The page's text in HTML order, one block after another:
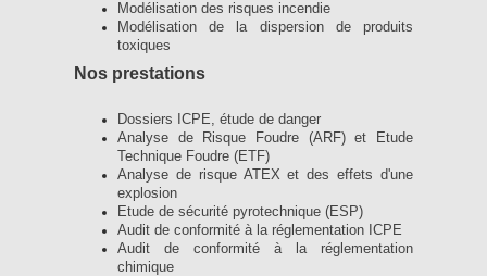
Modélisation des risques incendie
Modélisation de la dispersion de produits
toxiques
Nos prestations
Dossiers ICPE, étude de danger
Analyse de Risque Foudre (ARF) et Etude
Technique Foudre (ETF)
Analyse de risque ATEX et des effets d'une
explosion
Etude de sécurité pyrotechnique (ESP)
Audit de conformité à la réglementation ICPE
Audit de conformité à la réglementation
chimique